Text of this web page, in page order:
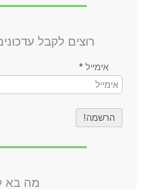
רוצים לקבל
אימייל*
מה בא